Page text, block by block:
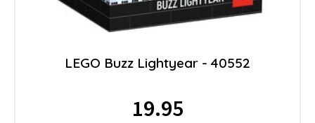
LEGO Buzz Lightyear - 40552
19.95